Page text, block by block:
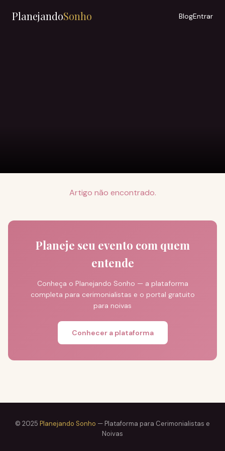
PlanejandoSonho BlogEntrar
Artigo não encontrado.
Planeje seu evento com quem
entende
Conheça o Planejando Sonho — a plataforma
completa para cerimonialistas e o portal gratuito
para noivas
Conhecer a plataforma
© 2025 Planejando Sonho — Plataforma para Cerimonialistas e
Noivas